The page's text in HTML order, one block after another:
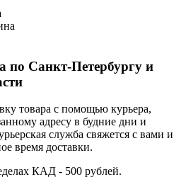
по Санкт-Петербургу и
товара с помощью курьера,
адресу в будние дни и
служба свяжется с вами и
время доставки.
КАД - 500 рублей.